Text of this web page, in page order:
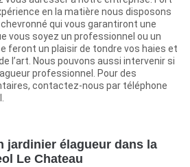
en la matière nous disposons
chevronné qui vous garantiront une
vous soyez un professionnel ou un
feront un plaisir de tondre vos haies et
l’art. Nous pouvons aussi intervenir si
professionnel. Pour des
contactez-nous par téléphone
jardinier élagueur dans la
Le Chateau